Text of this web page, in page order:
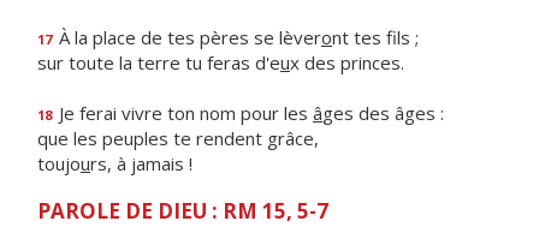
17 À la place de tes pères se lèveront tes fils ;
sur toute la terre tu feras d'eux des princes.
18 Je ferai vivre ton nom pour les âges des âges :
que les peuples te rendent grâce,
toujours, à jamais !
PAROLE DE DIEU : RM 15, 5-7